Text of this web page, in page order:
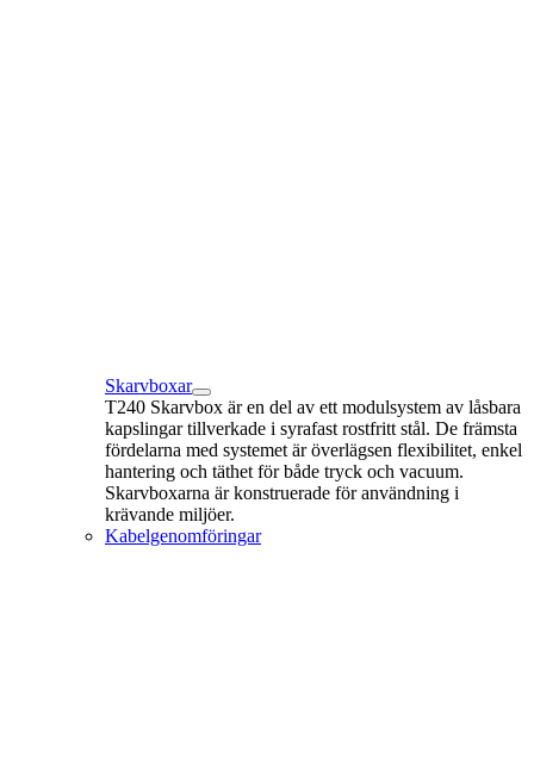
Skarvboxar
T240 Skarvbox är en del av ett modulsystem av låsbara
kapslingar tillverkade i syrafast rostfritt stål. De främsta
fördelarna med systemet är överlägsen flexibilitet, enkel
hantering och täthet för både tryck och vacuum.
Skarvboxarna är konstruerade för användning i
krävande miljöer.
Kabelgenomföringar